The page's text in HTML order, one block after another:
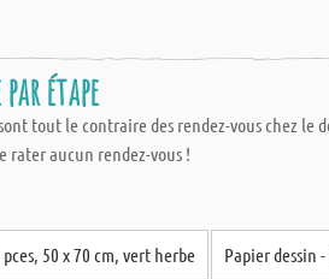
étape
tout le contraire des rendez-vous chez
rater aucun rendez-vous !
50 x 70 cm, vert herbe Papier dessin